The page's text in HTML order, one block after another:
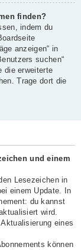
finden?
indem du
anzeigen“ in
suchen“
die erweiterte
Trage dort die
und einem
Lesezeichen in
einem Update. In
du kannst
wird.
eines
können